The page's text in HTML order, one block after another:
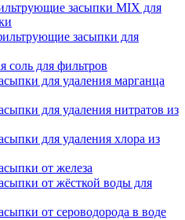
засыпки MIX для
засыпки для
соль для фильтров
для удаления марганца
для удаления нитратов из
для удаления хлора из
от железа
от жёсткой воды для
от сероводорода в воде